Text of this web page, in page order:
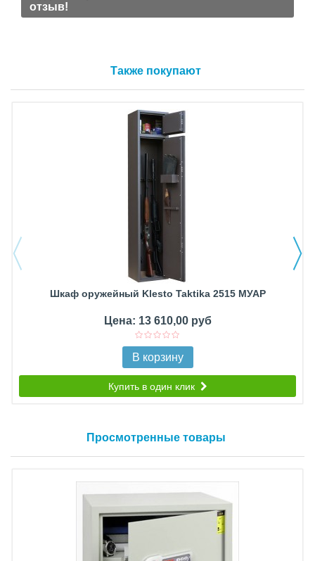
отзыв!
Также покупают
Шкаф оружейный Klesto Taktika 2515 МУАР
Цена: 13 610,00 руб
В корзину
Купить в один клик
Просмотренные товары